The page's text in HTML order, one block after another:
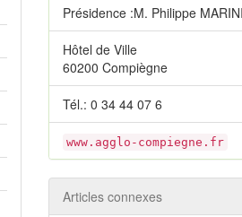
Présidence :M. Philippe MARINI
Hôtel de Ville
60200 Compiègne
Tél.: 0 34 44 07 6
www.agglo-compiegne.fr
Articles connexes